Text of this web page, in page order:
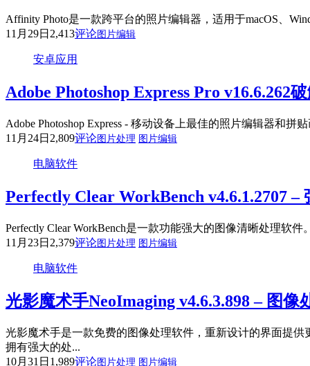
Affinity Photo是一款跨平台的照片编辑器，适用于macOS、
11月29日 2,413评论图片编辑
安卓应用
Adobe Photoshop Express Pro
Adobe Photoshop Express - 移动设备上最佳的照片编辑器和拼
11月24日 2,809评论图片处理 图片编辑
电脑软件
Perfectly Clear WorkBench v4.6.1.2707
Perfectly Clear WorkBench是一款功能强大的图像清晰处理软
11月23日 2,379评论图片处理 图片编辑
电脑软件
光影魔术手NeoImaging v4.6.3.898 – 图像
光影魔术手是一款免费的图像处理软件，重新设计的界面提
拥有强大的处...
10月31日 1,989评论图片处理 图片编辑